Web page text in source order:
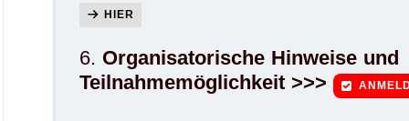
HIER
6. Organisatorische Hinweise und
Teilnahmemöglichkeit >>>